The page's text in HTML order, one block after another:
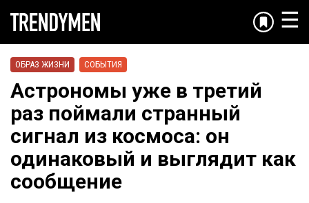
☰
ОБРАЗ ЖИЗНИ СОБЫТИЯ
Астрономы уже в третий
раз поймали странный
сигнал из космоса: он
одинаковый и выглядит как
сообщение